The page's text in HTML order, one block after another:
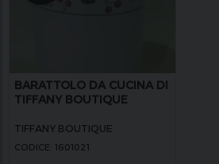
BARATTOLO DA CUCINA DI
TIFFANY BOUTIQUE
TIFFANY BOUTIQUE
CODICE: 1601021